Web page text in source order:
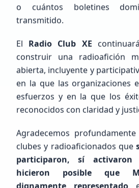
Próximos Eventos
o cuántos boletines
transmitido.
El Radio Club XE
construir una radioafición
abierta, incluyente y
en la que las organizaciones
esfuerzos y en la que los
reconocidos con claridad y
Agradecemos
clubes y radioaficionados que
participaron, sí
hicieron posible que
dignamente representado